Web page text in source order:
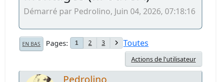
Démarré par Pedrolino, Juin 04, 2026, 07:18:16
EN BAS Pages 1 2 3 Toutes
Actions de l'utilisateur
Pedrolino